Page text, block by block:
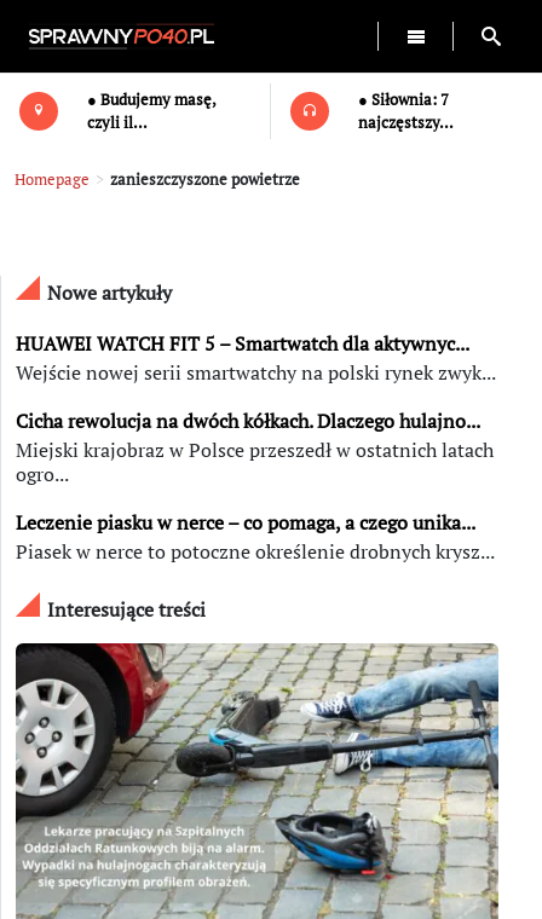
● Budujemy masę,
czyli il...
● Siłownia: 7
najczęstszy...
Homepage > zanieszczyszone powietrze
Nowe artykuły
HUAWEI WATCH FIT 5 – Smartwatch dla aktywnyc...
Wejście nowej serii smartwatchy na polski rynek zwyk...
Cicha rewolucja na dwóch kółkach. Dlaczego hulajno...
Miejski krajobraz w Polsce przeszedł w ostatnich latach
ogro...
Leczenie piasku w nerce – co pomaga, a czego unika...
Piasek w nerce to potoczne określenie drobnych krysz...
Interesujące treści